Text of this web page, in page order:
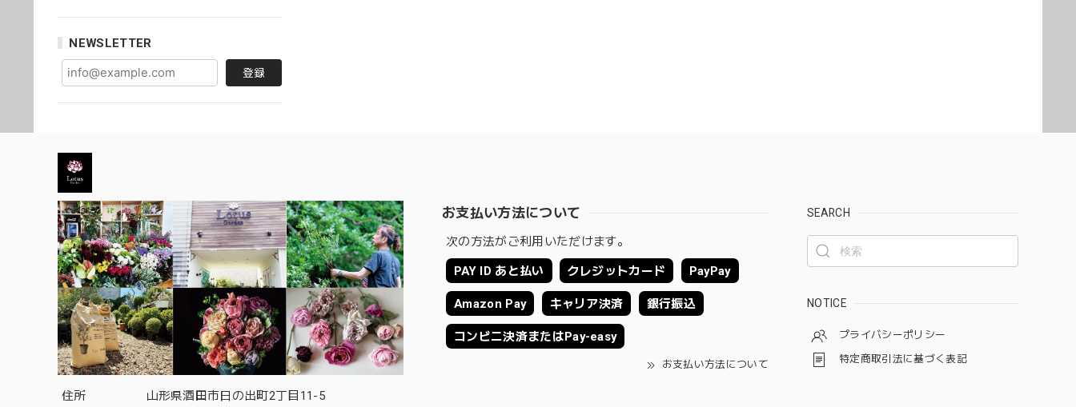
NEWSLETTER
登録
住所
山形県酒田市日の出町2丁目11-5
お支払い方法について
次の方法がご利用いただけます。
PAY ID あと払い クレジットカード PayPay
Amazon Pay キャリア決済 銀行振込
コンビニ決済またはPay-easy
お支払い方法について
SEARCH
NOTICE
プライバシーポリシー
特定商取引法に基づく表記